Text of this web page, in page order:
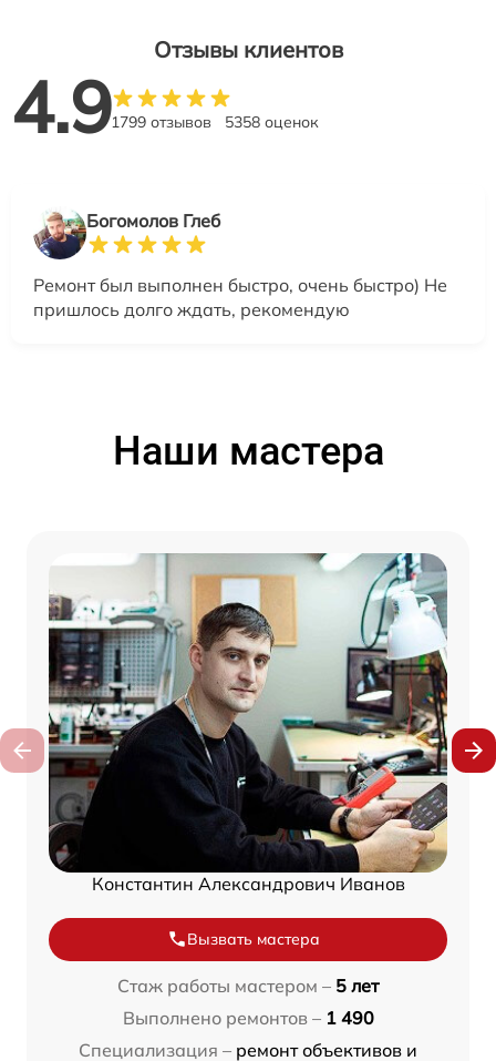
Отзывы клиентов
4.91799 отзывов 5358 оценок
Богомолов Глеб
Ремонт был выполнен быстро, очень быстро) Не
пришлось долго ждать, рекомендую
Наши мастера
Константин Александрович Иванов
Вызвать мастера
Стаж работы мастером – 5 лет
Выполнено ремонтов – 1 490
Специализация – ремонт объективов и